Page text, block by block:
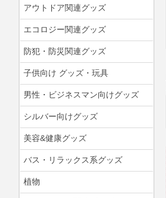
アウトドア関連グッズ
エコロジー関連グッズ
防犯・防災関連グッズ
子供向け グッズ・玩具
男性・ビジネスマン向けグッズ
シルバー向けグッズ
美容&健康グッズ
バス・リラックス系グッズ
植物